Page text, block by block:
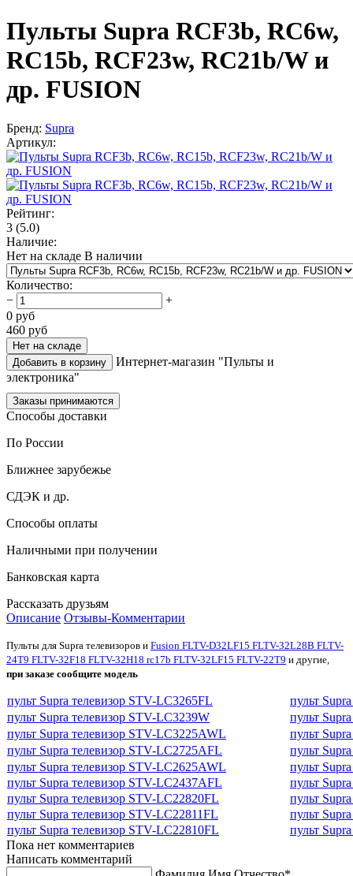
Пульты Supra RCF3b, RC6w,
RC15b, RCF23w, RC21b/W и
др. FUSION
Бренд: Supra
Артикул:
Рейтинг:
3 (5.0)
Наличие:
Нет на складе В наличии
Количество:
−
+
0 руб
460 руб
Нет на складе
Добавить в корзину
Интернет-магазин "Пульты и
электроника"
Заказы принимаются
Способы доставки
По России
Ближнее зарубежье
СДЭК и др.
Способы оплаты
Наличными при получении
Банковская карта
Рассказать друзьям
Описание Отзывы-Комментарии
Пульты для Supra телевизоров и Fusion FLTV-D32LF15 FLTV-32L28B FLTV-
24T9 FLTV-32F18 FLTV-32H18 rc17b FLTV-32LF15 FLTV-22T9 и другие,
при заказе сообщите модель
пульт Supra телевизор STV-LC3265FL
пульт
пульт Supra телевизор STV-LC3239W
пульт
пульт Supra телевизор STV-LC3225AWL
пульт
пульт Supra телевизор STV-LC2725AFL
пульт
пульт Supra телевизор STV-LC2625AWL
пульт
пульт Supra телевизор STV-LC2437AFL
пульт
пульт Supra телевизор STV-LC22820FL
пульт
пульт Supra телевизор STV-LC22811FL
пульт
пульт Supra телевизор STV-LC22810FL
пульт
Пока нет комментариев
Написать комментарий